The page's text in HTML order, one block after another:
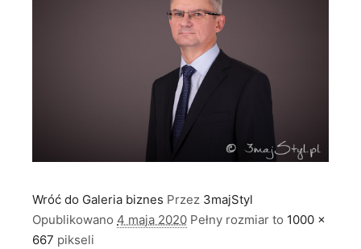
Wróć do Galeria biznes Przez 3majStyl
Opublikowano 4 maja 2020 Pełny rozmiar to 1000 ×
667 pikseli